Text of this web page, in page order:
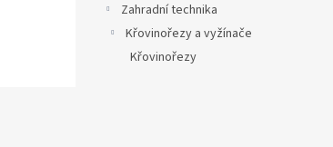
Zahradní technika
Křovinořezy a vyžínače
Křovinořezy